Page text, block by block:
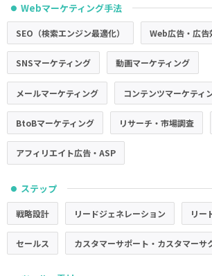
● Webマーケティング手法
SEO（検索エンジン最適化） Web広告・広告
SNSマーケティング 動画マーケティング
メールマーケティング コンテンツマーケティ
BtoBマーケティング リサーチ・市場調査
アフィリエイト広告・ASP
● ステップ
戦略設計 リードジェネレーション リー
セールス カスタマーサポート・カスタマーサ